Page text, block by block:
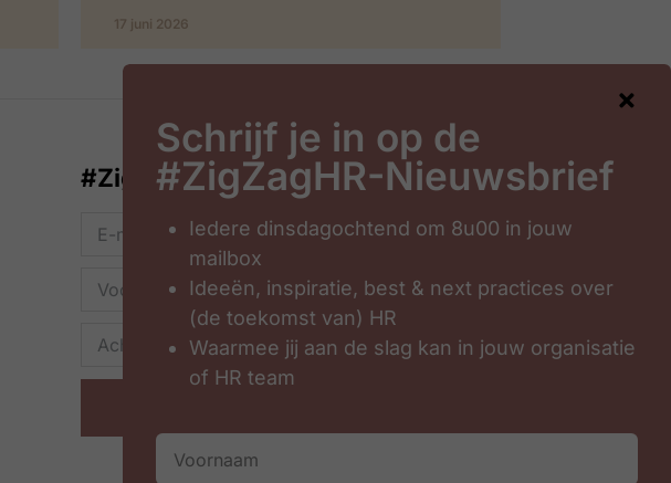
17 juni 2026
#ZigZagHR-Nieuwsbrief
Schrijf je in op de
#ZigZagHR-Nieuwsbrief
Iedere dinsdagochtend om 8u00 in jouw
mailbox
Ideeën, inspiratie, best & next practices over
(de toekomst van) HR
Waarmee jij aan de slag kan in jouw organisatie
of HR team